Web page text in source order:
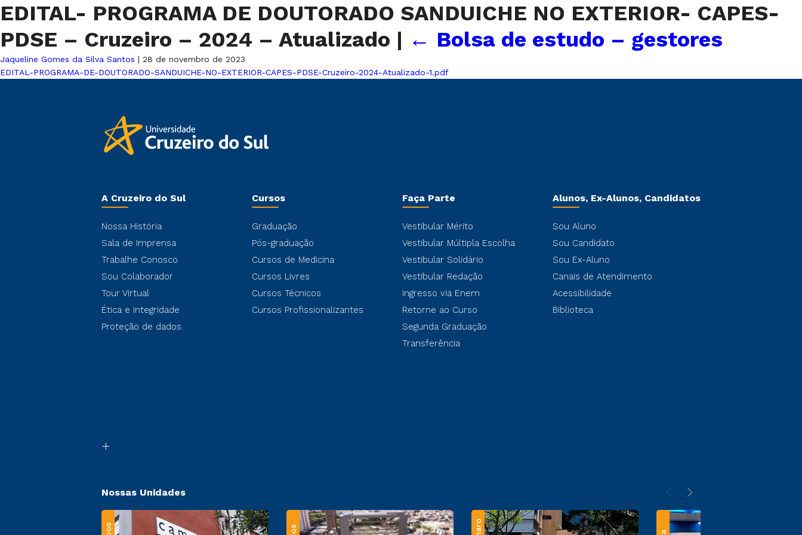
EDITAL- PROGRAMA DE DOUTORADO SANDUICHE NO EXTERIOR- CAPES-
PDSE – Cruzeiro – 2024 – Atualizado | ← Bolsa de estudo – gestores
Jaqueline Gomes da Silva Santos | 28 de novembro de 2023
EDITAL-PROGRAMA-DE-DOUTORADO-SANDUICHE-NO-EXTERIOR-CAPES-PDSE-Cruzeiro-2024-Atualizado-1.pdf
A Cruzeiro do Sul
Nossa História
Sala de Imprensa
Trabalhe Conosco
Sou Colaborador
Tour Virtual
Ética e Integridade
Proteção de dados
Cursos
Graduação
Pós-graduação
Cursos de Medicina
Cursos Livres
Cursos Técnicos
Cursos Profissionalizantes
Faça Parte
Vestibular Mérito
Vestibular Múltipla Escolha
Vestibular Solidário
Vestibular Redação
Ingresso via Enem
Retorne ao Curso
Segunda Graduação
Transferência
Alunos, Ex-Alunos, Candidatos
Sou Aluno
Sou Candidato
Sou Ex-Aluno
Canais de Atendimento
Acessibilidade
Biblioteca
Nossas Unidades